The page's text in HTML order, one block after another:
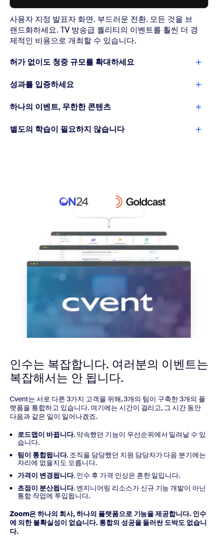
사용자 지정 발표자 화면. 부드러운 전환. 모든 것을 브
랜드화하세요. TV 방송급 퀄리티의 이벤트를 훨씬 더 경
제적인 비용으로 개최할 수 있습니다.
허가 없이도 청중 규모를 확대하세요
성과를 입증하세요
하나의 이벤트, 무한한 콘텐츠
별도의 학습이 필요하지 않습니다
인수는 복잡합니다. 여러분의 이벤트는
복잡해서는 안 됩니다.
Cvent는 서로 다른 3가지 고객을 위해, 3개의 팀이 구축한 3개의 플
랫폼을 통합하고 있습니다. 여기에는 시간이 걸리고, 그 시간 동안
다음과 같은 일이 일어나겠죠.
로드맵이 바뀝니다. 약속했던 기능이 우선순위에서 밀려날 수 있
습니다.
팀이 통합됩니다. 조직을 담당했던 지원 담당자가 다음 분기에는
자리에 없을지도 모릅니다.
가격이 변경됩니다. 인수 후 가격 인상은 흔한 일입니다.
초점이 분산됩니다. 엔지니어링 리소스가 신규 기능 개발이 아닌
통합 작업에 투입됩니다.
Zoom은 하나의 회사, 하나의 플랫폼으로 기능을 제공합니다. 인수
에 의한 불확실성이 없습니다. 통합의 성공을 둘러싼 도박도 없습니
다.